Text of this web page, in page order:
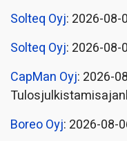
Solteq Oyj: 2026-08-
Solteq Oyj: 2026-08-
CapMan Oyj: 2026-
Boreo Oyj: 2026-08-